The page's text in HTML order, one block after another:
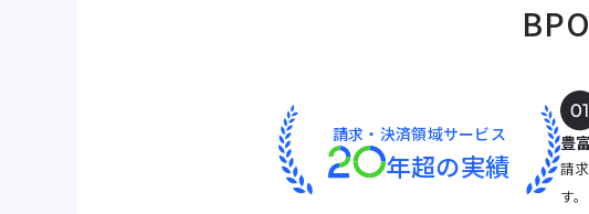
請求・決済領域サービス
年超の実績
豊
請
す